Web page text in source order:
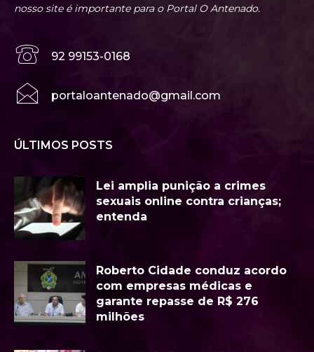
nosso site é importante para o Portal O Antenado.
92 99153-0168
portaloantenado@gmail.com
ÚLTIMOS POSTS
Lei amplia punição a crimes
sexuais online contra crianças;
entenda
Roberto Cidade conduz acordo
com empresas médicas e
garante repasse de R$ 276
milhões